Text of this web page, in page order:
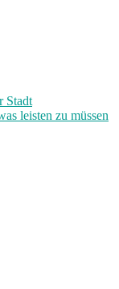
Stadt
leisten zu müssen